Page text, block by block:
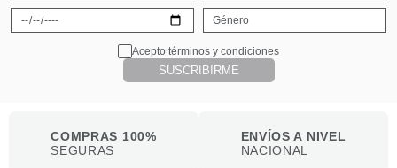
Acepto términos y condiciones
SUSCRIBIRME
COMPRAS 100%
SEGURAS
ENVÍOS A NIVEL
NACIONAL